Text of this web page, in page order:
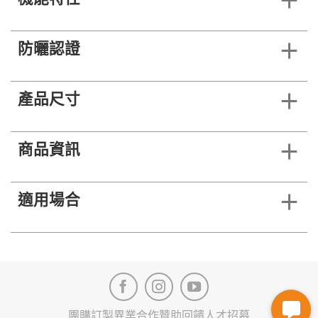
防曬認證
產品尺寸
商品資訊
適用場合
團購訂製異業合作贊助回饋人才招募